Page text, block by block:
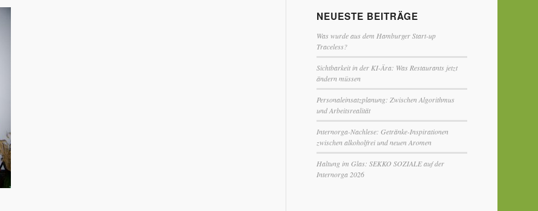
NEUESTE BEITRÄGE
Was wurde aus dem Hamburger Start-up
Traceless?
Sichtbarkeit in der KI-Ära: Was Restaurants jetzt
ändern müssen
Personaleinsatzplanung: Zwischen Algorithmus
und Arbeitsrealität
Internorga-Nachlese: Getränke-Inspirationen
zwischen alkoholfrei und neuen Aromen
Haltung im Glas: SEKKO SOZIALE auf der
Internorga 2026